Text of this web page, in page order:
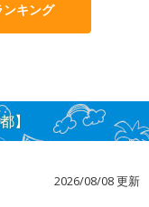
キング
】
2026/08/08 更新